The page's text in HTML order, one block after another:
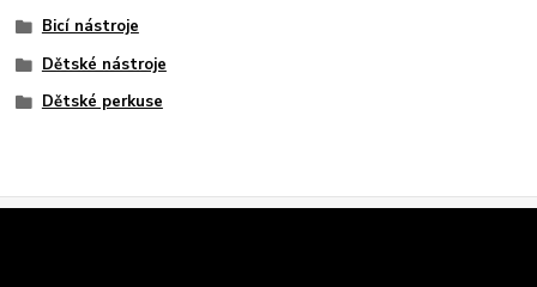
Bicí nástroje
Dětské nástroje
Dětské perkuse